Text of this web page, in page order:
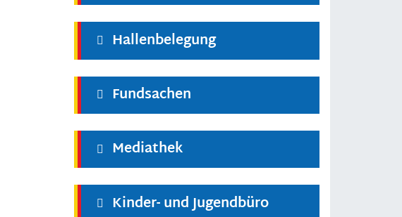
Hallenbelegung
Fundsachen
Mediathek
Kinder- und Jugendbüro